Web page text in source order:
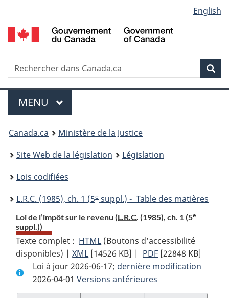
au
contenu
propos
de
la
HTML
simplifiée
selection
English
Recherche
Menu
MENU PRINCIPAL
You
are
here:
Canada.ca
Ministère de la Justice
Site Web de la législation
Législation
Lois codifiées
L.R.C. (1985), ch. 1 (5e suppl.) - Table des matières
Loi de l’impôt sur le revenu (L.R.C. (1985), ch. 1 (5e
suppl.))
Texte complet : HTML Texte
complet
:
Loi
de
(Boutons d’accessibilité
disponibles) |XML Texte
complet
:
Loi
[14526 KB] | PDF Texte
complet
Loi
[22848 KB]
Loi à jour 2026-06-17; dernière modification
2026-04-01 Versions antérieures